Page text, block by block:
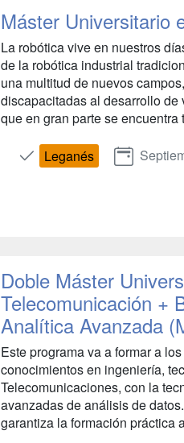
Máster Universitario
La robótica vive en nuestros
de la robótica industrial
una multitud de nuevos
discapacitadas al desarrollo
que en gran parte se
Leganés
Doble Máster
Telecomunicación +
Analítica Avanzada
Este programa va a formar a
conocimientos en ingeniería,
Telecomunicaciones, con la
avanzadas de análisis de
garantiza la formación práctica